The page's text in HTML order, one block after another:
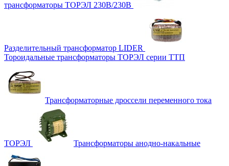
трансформаторы ТОРЭЛ 230В/230В
Разделительный трансформатор LIDER
Тороидальные трансформаторы ТОРЭЛ серии ТТП
Трансформаторные дроссели переменного тока
ТОРЭЛ Трансформаторы анодно-накальные